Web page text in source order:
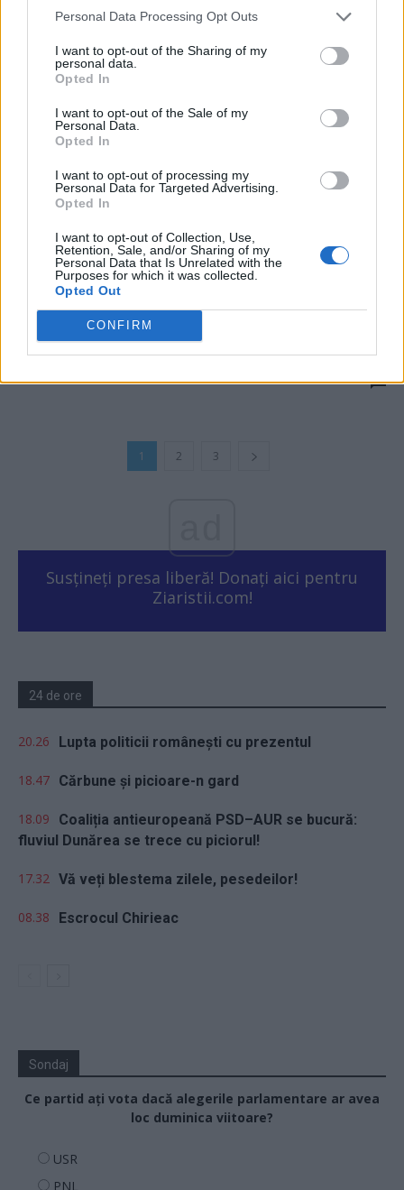
Personal Data Processing Opt Outs
I want to opt-out of the Sharing of my
personal data.
Opted In
I want to opt-out of the Sale of my
Personal Data.
Opted In
I want to opt-out of processing my
Personal Data for Targeted Advertising.
Opted In
I want to opt-out of Collection, Use,
Retention, Sale, and/or Sharing of my
Personal Data that Is Unrelated with the
Purposes for which it was collected.
Opted Out
CONFIRM
Regimul ilegitim de la București aliniază
România cu Ungaria și Slovacia,...
Matei Udrea
Editorial incendiar al lui Tom Gallagher: în
România e „un regim...
1 2 3
Susțineți presa liberă! Donați aici pentru
Ziaristii.com!
24 de ore
20.26 Lupta politicii românești cu prezentul
18.47 Cărbune și picioare-n gard
18.09
Coaliția antieuropeană PSD–AUR se bucură:
fluviul Dunărea se trece cu piciorul!
17.32 Vă veți blestema zilele, pesedeilor!
08.38 Escrocul Chirieac
Sondaj
Ce partid ați vota dacă alegerile parlamentare ar avea
loc duminica viitoare?
USR
PNL